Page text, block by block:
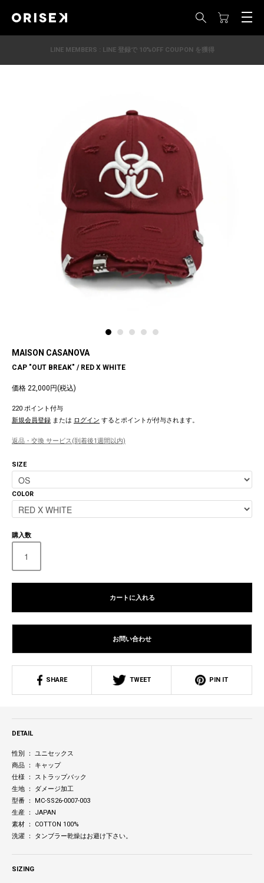
LINE MEMBERS : LINE 登録で 10%OFF COUPON を獲得
MAISON CASANOVA
CAP "OUT BREAK" / RED X WHITE
価格 22,000円(税込)
220 ポイント付与
新規会員登録 または ログイン するとポイントが付与されます。
返品・交換 サービス(到着後1週間以内)
SIZE
COLOR
購入数
カートに入れる
お問い合わせ
SHARE TWEET PIN IT
DETAIL
性別 ： ユニセックス
商品 ： キャップ
仕様 ： ストラップバック
生地 ： ダメージ加工
型番 ： MC-SS26-0007-003
生産 ： JAPAN
素材 ： COTTON 100%
洗濯 ： タンブラー乾燥はお避け下さい。
SIZING